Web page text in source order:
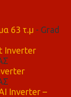
63 τ.μ - Grad
Inverter
Inverter –